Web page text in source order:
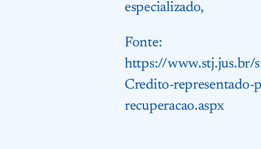
especializado,
Fonte:
https://www.stj.jus.br/
Credito-representado-
recuperacao.aspx